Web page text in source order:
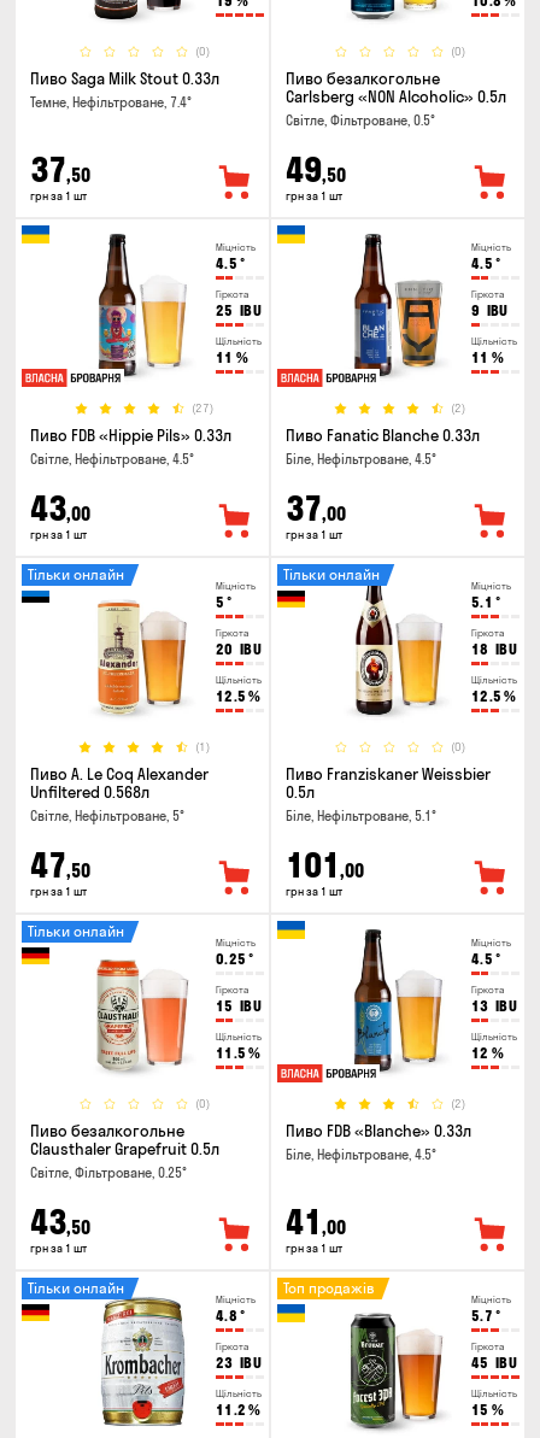
(0)
Пиво Saga Milk Stout 0.33л
Темне, Нефільтроване, 7.4°
37,50
грн за 1 шт
(0)
Пиво безалкогольне
Carlsberg «NON Alcoholic» 0.5л
Світле, Фільтроване, 0.5°
49,50
грн за 1 шт
Міцність
4.5 °
Гіркота
25 IBU
Щільність
11 %
(27)
Пиво FDB «Hippie Pils» 0.33л
Світле, Нефільтроване, 4.5°
43,00
грн за 1 шт
Міцність
4.5 °
Гіркота
9 IBU
Щільність
11 %
(2)
Пиво Fanatic Blanche 0.33л
Біле, Нефільтроване, 4.5°
37,00
грн за 1 шт
Міцність
5 °
Гіркота
20 IBU
Щільність
12.5 %
(1)
Тільки онлайн
Пиво A. Le Coq Alexander
Unfiltered 0.568л
Світле, Нефільтроване, 5°
47,50
грн за 1 шт
Міцність
5.1 °
Гіркота
18 IBU
Щільність
12.5 %
(0)
Тільки онлайн
Пиво Franziskaner Weissbier
0.5л
Біле, Нефільтроване, 5.1°
101 ,00
грн за 1 шт
Міцність
0.25 °
Гіркота
15 IBU
Щільність
11.5 %
(0)
Тільки онлайн
Пиво безалкогольне
Clausthaler Grapefruit 0.5л
Світле, Фільтроване, 0.25°
43,50
грн за 1 шт
Міцність
4.5 °
Гіркота
13 IBU
Щільність
12 %
(2)
Пиво FDB «Blanche» 0.33л
Біле, Нефільтроване, 4.5°
41 ,00
грн за 1 шт
Міцність
4.8 °
Гіркота
23 IBU
Щільність
11.2 %
Тільки онлайн
Міцність
5.7 °
Гіркота
45 IBU
Щільність
15 %
Топ продажів